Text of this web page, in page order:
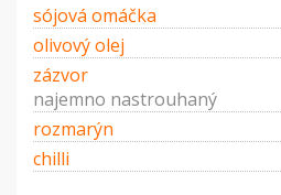
sójová omáčka
olivový olej
zázvor
najemno nastrouhaný
rozmarýn
chilli